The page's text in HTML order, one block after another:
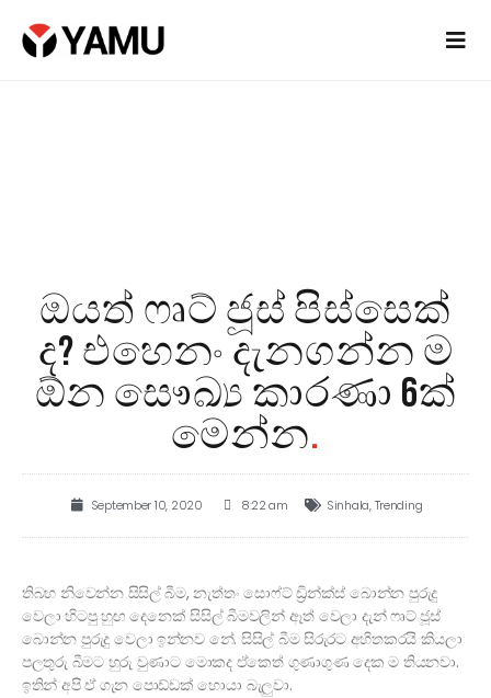
ඔයත් ෆෘට් ජූස් පිස්සෙක්
ද? එහෙනං දැනගන්න ම
ඕන සෞඛ්‍ය කාරණා 6ක්
මෙන්න.
September 10, 2020 8:22 am Sinhala,Trending
තිබහ නිවෙන්න සිසිල් බීම, නැත්තං සොෆ්ට් ඩ්‍රින්ක්ස් බොන්න පුරුදු
වෙලා හිටපු හුඟ දෙනෙක් සිසිල් බීමවලින් ඈත් වෙලා දැන් ෆෘට් ජූස්
බොන්න පුරුදු වෙලා ඉන්නව නේ. සිසිල් බීම සිරුරට අහිතකරයි කියලා
පලතුරු බීමට හුරු වුණාට මොකද ඒකෙත් ගුණාගුණ දෙක ම තියනවා.
ඉතින් අපි ඒ ගැන පොඩ්ඩක් හොයා බැලුවා.